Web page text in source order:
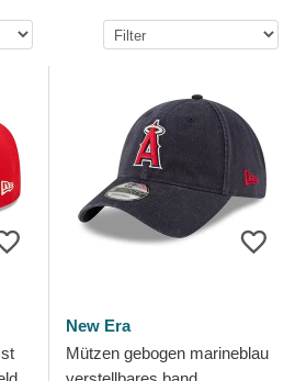
New Era
Mützen gebogen marineblau